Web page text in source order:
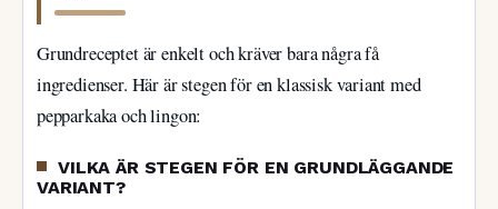
Grundreceptet är enkelt och kräver bara några få
ingredienser. Här är stegen för en klassisk variant med
pepparkaka och lingon:
VILKA ÄR STEGEN FÖR EN GRUNDLÄGGANDE
VARIANT?